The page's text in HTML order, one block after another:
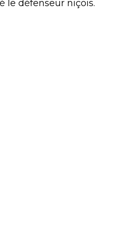
le défenseur niçois.